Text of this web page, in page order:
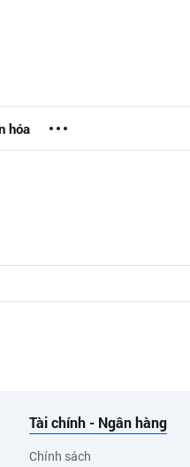
hóa
Tài chính - Ngân hàng
Chính sách